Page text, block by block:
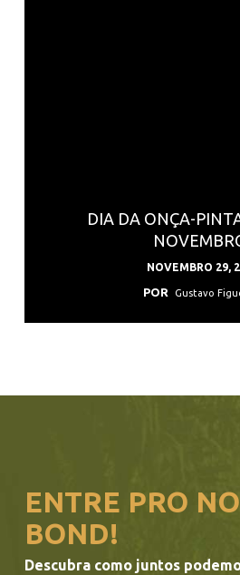
DIA DA ONÇA-
NOVEMBRO 29,
POR Gustavo
ENTRE PRO
BOND!
Descubra como juntos